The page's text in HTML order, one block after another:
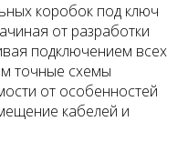
коробок под ключ
от разработки
подключением всех
точные схемы
от особенностей
кабелей и